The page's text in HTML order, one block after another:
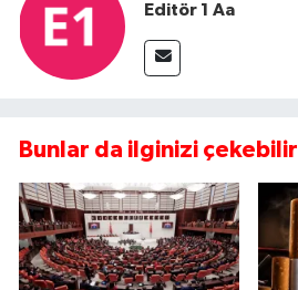
Editör 1 Aa
Bunlar da ilginizi çekebilir